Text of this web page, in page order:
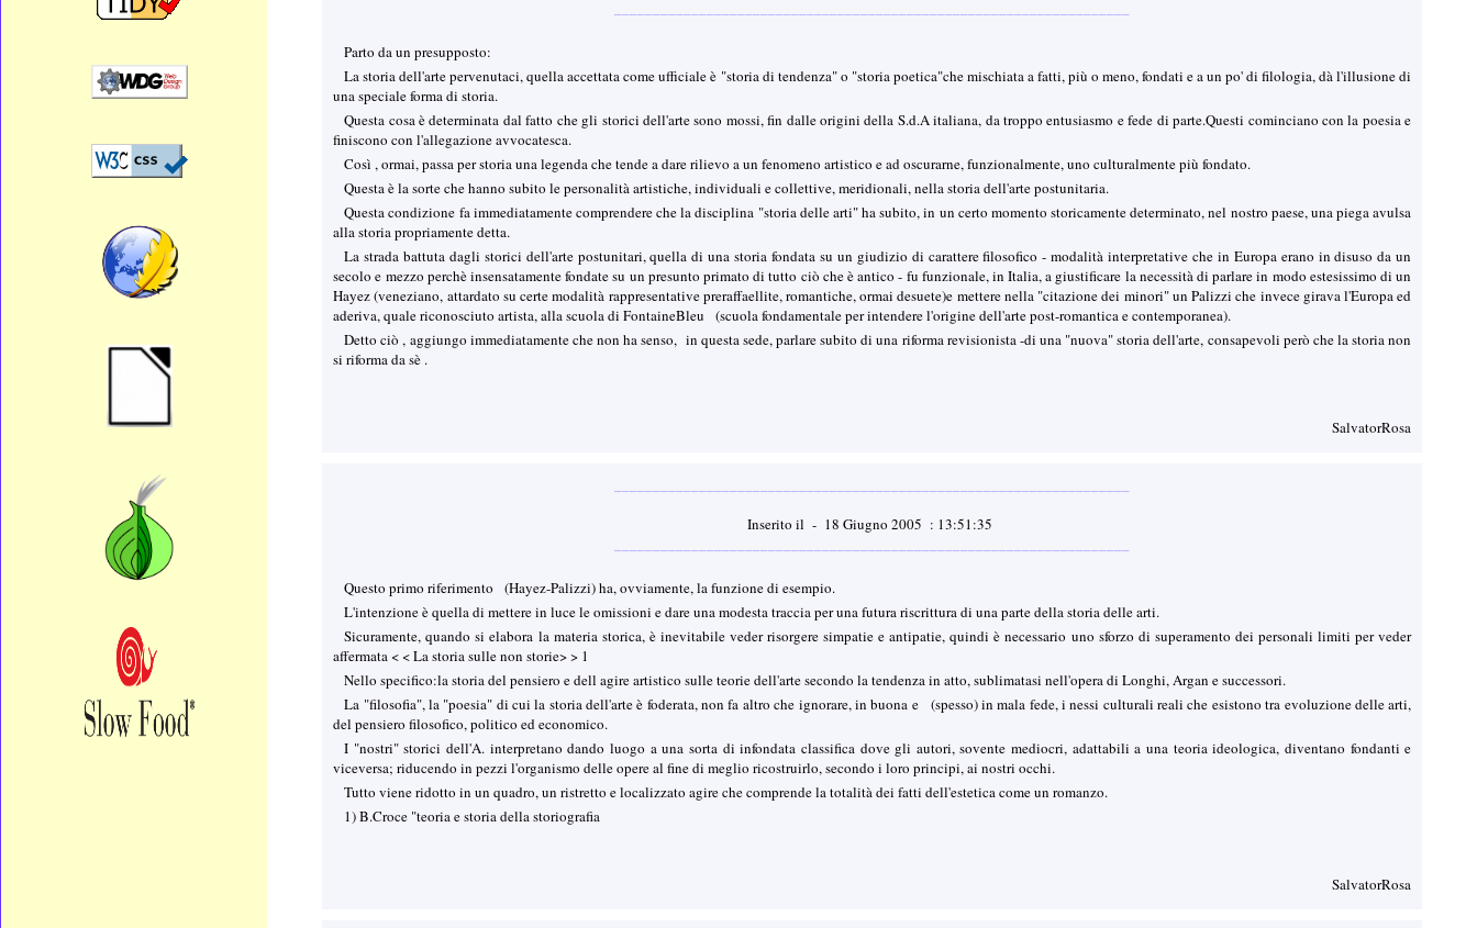
Parto da unpresupposto:
La storia dell'arte pervenutaci, quella accettata come ufficiale è "storia di tendenza" o "storia poetica"che mischiata a fatti, più o meno, fondati e a un po' di filologia, dà l'illusione di
una speciale forma di storia.
Questa cosa è determinata dal fatto che gli storici dell'arte sono mossi, fin dalle origini della S.d.A italiana, da troppo entusiasmo e fede di parte.Questi cominciano con la poesia e
finiscono con l'allegazione avvocatesca.
Così , ormai, passa per storia una legenda che tende a dare rilievo a un fenomeno artistico e ad oscurarne, funzionalmente, uno culturalmente più fondato.
Questa è la sorte che hanno subito le personalità artistiche, individuali e collettive, meridionali, nella storia dell'arte postunitaria.
Questa condizione fa immediatamente comprendere che la disciplina "storia delle arti" ha subito, in un certo momento storicamente determinato, nel nostro paese, una piega avulsa
alla storia propriamente detta.
La strada battuta dagli storici dell'arte postunitari, quella di una storia fondata su un giudizio di carattere filosofico - modalità interpretative che in Europa erano in disuso da un
secolo e mezzo perchè insensatamente fondate su un presunto primato di tutto ciò che è antico - fu funzionale, in Italia, a giustificare la necessità di parlare in modo estesissimo di un
Hayez (veneziano, attardato su certe modalità rappresentative preraffaellite, romantiche, ormai desuete)e mettere nella "citazione dei minori" un Palizzi che invece girava l'Europa ed
aderiva, quale riconosciuto artista, alla scuola di FontaineBleu (scuola fondamentale per intendere l'origine dell'arte post-romantica e contemporanea).
Detto ciò , aggiungo immediatamente che non ha senso, in questa sede, parlare subito di una riforma revisionista -di una "nuova" storia dell'arte, consapevoli però che la storia non
si riforma da sè .
SalvatorRosa
Inserito il - 18 Giugno 2005 : 13:51:35
Questo primo riferimento (Hayez-Palizzi) ha, ovviamente, la funzione di esempio.
L'intenzione è quella di mettere in luce le omissioni e dare una modesta traccia per una futura riscrittura di una parte della storia delle arti.
Sicuramente, quando si elabora la materia storica, è inevitabile veder risorgere simpatie e antipatie, quindi è necessario uno sforzo di superamento dei personali limiti per veder
affermata < < La storia sulle non storie> > 1
Nello specifico:la storia del pensiero e dell agire artistico sulle teorie dell'arte secondo la tendenza in atto, sublimatasi nell'opera di Longhi, Argan e successori.
La "filosofia", la "poesia" di cui la storia dell'arte è foderata, non fa altro che ignorare, in buona e (spesso) in mala fede, i nessi culturali reali che esistono tra evoluzione delle arti,
del pensiero filosofico, politico ed economico.
I "nostri" storici dell'A. interpretano dando luogo a una sorta di infondata classifica dove gli autori, sovente mediocri, adattabili a una teoria ideologica, diventano fondanti e
viceversa; riducendo in pezzi l'organismo delle opere al fine di meglio ricostruirlo, secondo i loro principi, ai nostri occhi.
Tutto viene ridotto in un quadro, un ristretto e localizzato agire che comprende la totalità dei fatti dell'estetica come un romanzo.
1) B.Croce "teoria e storia della storiografia
SalvatorRosa